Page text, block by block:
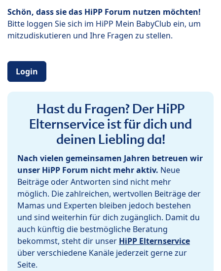
Schön, dass sie das HiPP Forum nutzen möchten!
Bitte loggen Sie sich im HiPP Mein BabyClub ein, um
mitzudiskutieren und Ihre Fragen zu stellen.
Login
Hast du Fragen? Der HiPP
Elternservice ist für dich und
deinen Liebling da!
Nach vielen gemeinsamen Jahren betreuen wir
unser HiPP Forum nicht mehr aktiv. Neue
Beiträge oder Antworten sind nicht mehr
möglich. Die zahlreichen, wertvollen Beiträge der
Mamas und Experten bleiben jedoch bestehen
und sind weiterhin für dich zugänglich. Damit du
auch künftig die bestmögliche Beratung
bekommst, steht dir unser HiPP Elternservice
über verschiedene Kanäle jederzeit gerne zur
Seite.